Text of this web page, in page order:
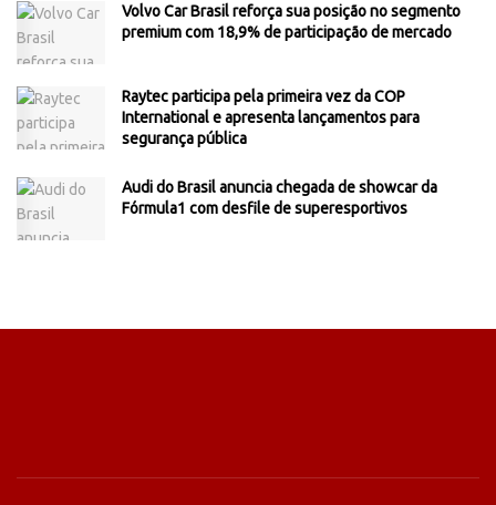
Volvo Car Brasil reforça sua posição no segmento
premium com 18,9% de participação de mercado
Raytec participa pela primeira vez da COP
International e apresenta lançamentos para
segurança pública
Audi do Brasil anuncia chegada de showcar da
Fórmula1 com desfile de superesportivos